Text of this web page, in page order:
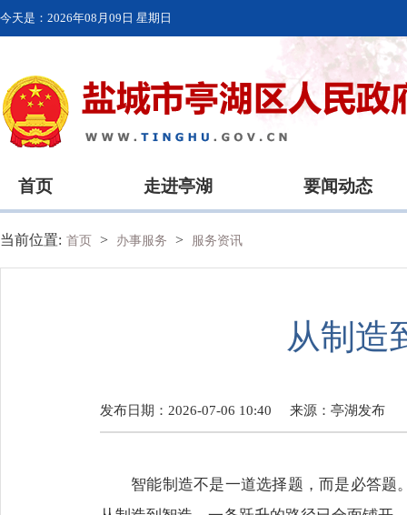
今天是： 2026年08月09日 星期日
首页 走进亭湖 要闻动态
当前位置: 首页 > 办事服务 > 服务资讯
从制造
发布日期：2026-07-06 10:40 来源： 亭湖发布
智能制造不是一道选择题，而是必答